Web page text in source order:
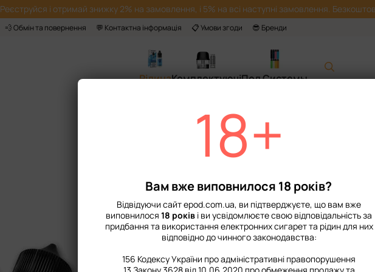
Реєструйся і отримай знижку 2% на замовлення, і 5% на всі наступні замовлення.
💨 Обмін та повернення 💬 Контактна інформація 📋 Умови згоди 😎 Бренди
РідинаКомплектуючіПод Системы
Головна
Набір Chaser
299 грн
% Увійтидля відображення
Міцність
18+
Вам вже виповнилося 18 років?
Відвідуючи сайт epod.com.ua, ви підтверджуєте, що вам вже
виповнилося 18 років і ви усвідомлюєте свою відповідальність за
придбання та використання електронних сигарет та рідин для них
відповідно до чинного законодавства:
156 Кодексу України про адміністративні правопорушення